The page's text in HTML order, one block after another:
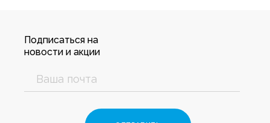
Подписаться на
новости и акции